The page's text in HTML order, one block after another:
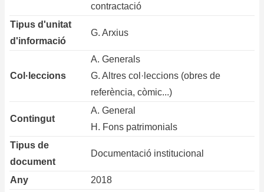
contractació
Tipus d'unitat
d'informació
G. Arxius
Col·leccions
A. Generals
G. Altres col·leccions (obres de
referència, còmic...)
Contingut
A. General
H. Fons patrimonials
Tipus de
document
Documentació institucional
Any
2018